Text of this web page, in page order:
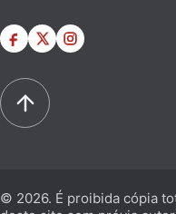
© 2026. É proibida cópia